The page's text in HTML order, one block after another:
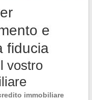
e
fiducia
vostro
immobiliare